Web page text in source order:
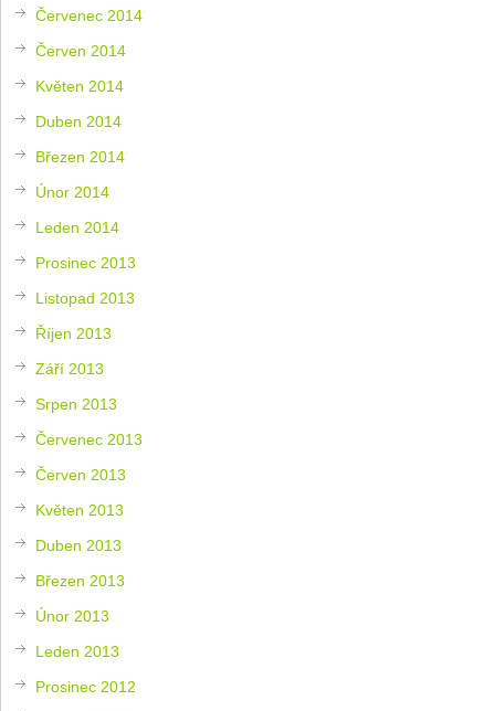
Červenec 2014
Červen 2014
Květen 2014
Duben 2014
Březen 2014
Únor 2014
Leden 2014
Prosinec 2013
Listopad 2013
Říjen 2013
Září 2013
Srpen 2013
Červenec 2013
Červen 2013
Květen 2013
Duben 2013
Březen 2013
Únor 2013
Leden 2013
Prosinec 2012